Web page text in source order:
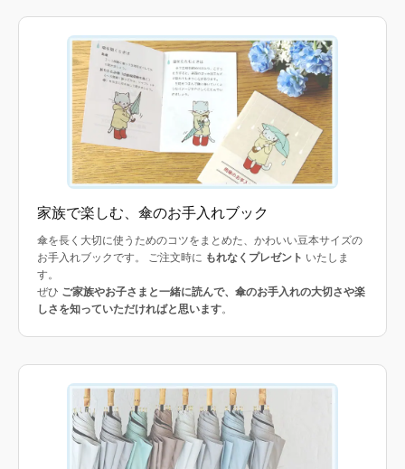
家族で楽しむ、傘のお手入れブック
傘を長く大切に使うためのコツをまとめた、かわいい豆本サイズの
お手入れブックです。 ご注文時に もれなくプレゼント いたしま
す。
ぜひ ご家族やお子さまと一緒に読んで、傘のお手入れの大切さや楽
しさを知っていただければと思います。